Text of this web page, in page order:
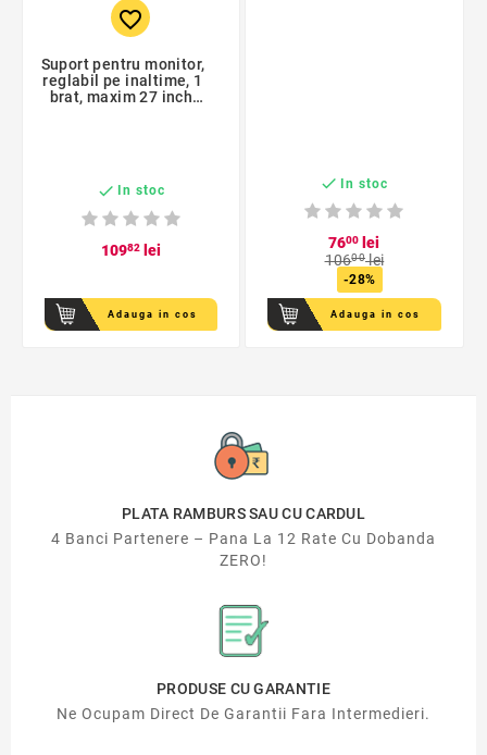
favorite_border
Suport pentru monitor,
reglabil pe inaltime, 1
brat, maxim 27 inch,
 In stoc
10982lei
Adauga in cos
 In stoc
7600
lei
10600lei
-28%
Adauga in cos
PLATA RAMBURS SAU CU CARDUL
4 Banci Partenere – Pana La 12 Rate Cu Dobanda
ZERO!
PRODUSE CU GARANTIE
Ne Ocupam Direct De Garantii Fara Intermedieri.